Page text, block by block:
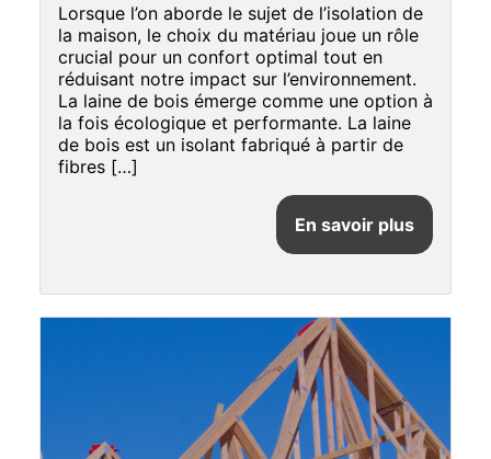
Lorsque l’on aborde le sujet de l’isolation de
la maison, le choix du matériau joue un rôle
crucial pour un confort optimal tout en
réduisant notre impact sur l’environnement.
La laine de bois émerge comme une option à
la fois écologique et performante. La laine
de bois est un isolant fabriqué à partir de
fibres […]
En savoir plus